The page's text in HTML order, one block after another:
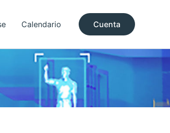
Calendario Cuenta